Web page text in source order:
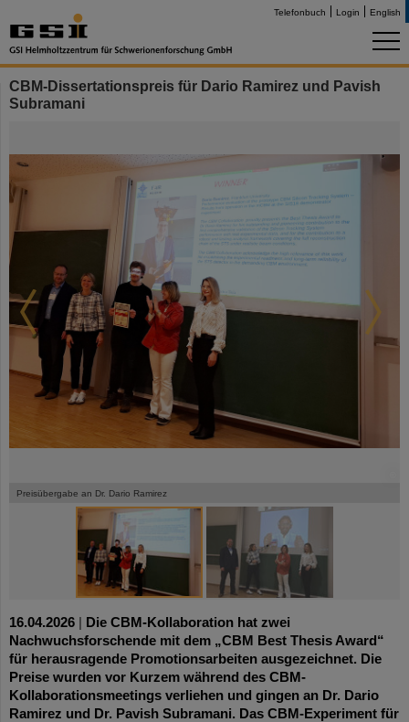
Telefonbuch Login English
CBM-Dissertationspreis für Dario Ramirez und Pavish
Subramani
Preisübergabe an Dr. Dario Ramirez
16.04.2026
Die CBM-Kollaboration hat zwei
Nachwuchsforschende mit dem „CBM Best Thesis Award“
für herausragende Promotionsarbeiten ausgezeichnet. Die
Preise wurden vor Kurzem während des CBM-
Kollaborationsmeetings verliehen und gingen an Dr. Dario
Ramirez und Dr. Pavish Subramani. Das CBM-Experiment für